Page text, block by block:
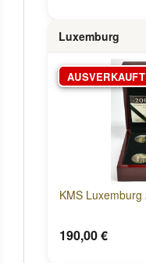
Luxemburg
AUSVERKAUFT
KMS Luxemburg
190,00 €